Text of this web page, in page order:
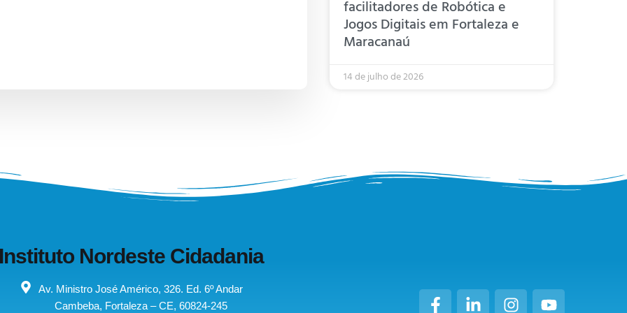
facilitadores de Robótica e
Jogos Digitais em Fortaleza e
Maracanaú
14 de julho de 2026
Nordeste Cidadania
Av. Ministro José Américo, 326. Ed. 6º Andar
Cambeba, Fortaleza – CE, 60824-245